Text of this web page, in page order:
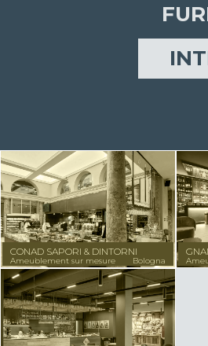
CONAD SAPORI & DINTORNI
Ameublement sur mesure Bologna